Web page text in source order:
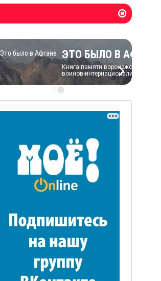
ЭТО БЫЛО В
Книга памяти воронежских
воинов-интернационалистов
ЭТО БЫЛО В АФГАНЕ
Книга памяти воронежских
воинов-интернационалистов